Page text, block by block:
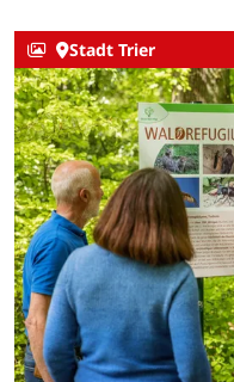
Stadt Trier